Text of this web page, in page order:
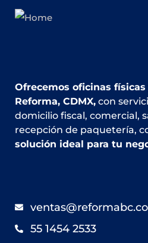
Ofrecemos oficinas
Reforma, CDMX, con
domicilio fiscal, comercial,
recepción de paquetería,
solución ideal para tu
55 1454 2533